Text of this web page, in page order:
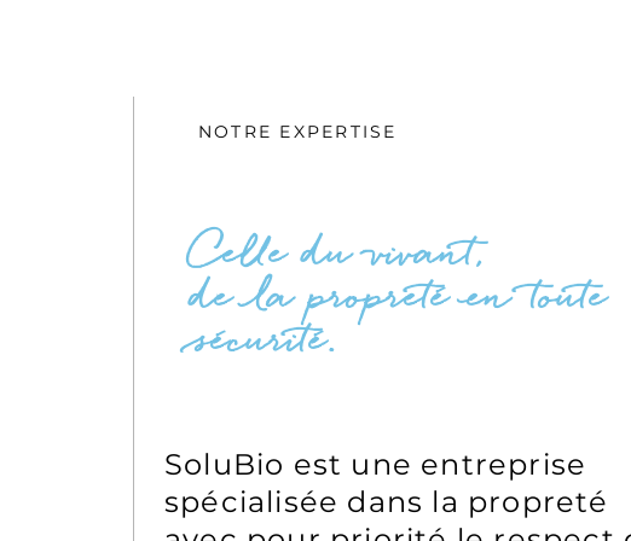
NOTRE EXPERTISE
Celle du vivant,
de la propreté en toute
sécurité.
SoluBio est une entreprise
spécialisée dans la propreté